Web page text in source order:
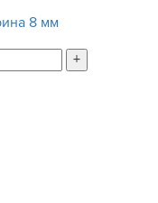
8 мм
+